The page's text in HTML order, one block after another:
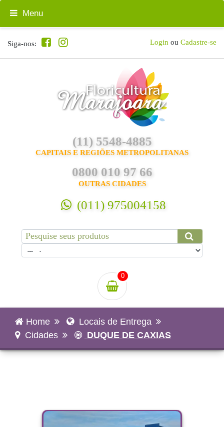
Siga-nos: Login ou Cadastre-se
(11) 5548-4885
CAPITAIS E REGIÕES METROPOLITANAS
0800 010 97 66
OUTRAS CIDADES
(011) 975004158
0
Menu
Home
Locais de Entrega
Cidades
DUQUE DE CAXIAS